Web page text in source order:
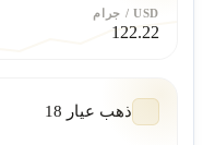
USD/ جرام
122.22
ذهب عيار 18